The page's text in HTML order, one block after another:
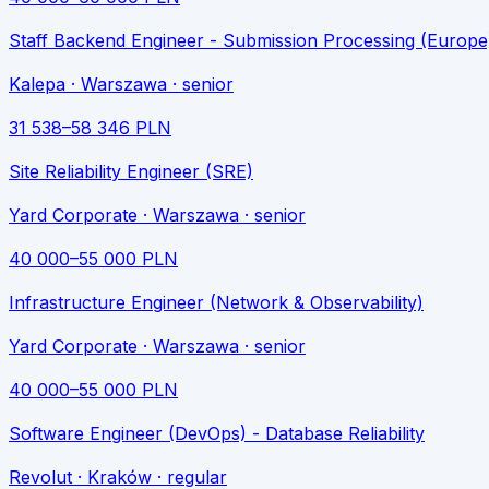
Staff Backend Engineer - Submission Processing
Kalepa · Warszawa · senior
31 538–58 346 PLN
Site Reliability Engineer (SRE)
Yard Corporate · Warszawa · senior
40 000–55 000 PLN
Infrastructure Engineer (Network & Observability)
Yard Corporate · Warszawa · senior
40 000–55 000 PLN
Software Engineer (DevOps) - Database Reliability
Revolut · Kraków · regular